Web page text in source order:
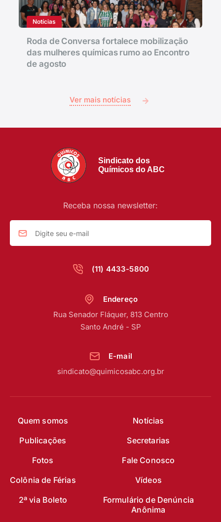
Notícias
Roda de Conversa fortalece mobilização
das mulheres químicas rumo ao Encontro
de agosto
Ver mais notícias
Sindicato dos
Químicos do ABC
(11) 4433-5800
Receba nossa newsletter:
Quem somos
Notícias
Publicações
Secretarias
Fotos
Fale Conosco
Colônia de Férias
Vídeos
2ª via Boleto
Formulário de Denúncia
Anônima
Endereço
Rua Senador Fláquer, 813 Centro
Santo André - SP
E-mail
sindicato@quimicosabc.org.br